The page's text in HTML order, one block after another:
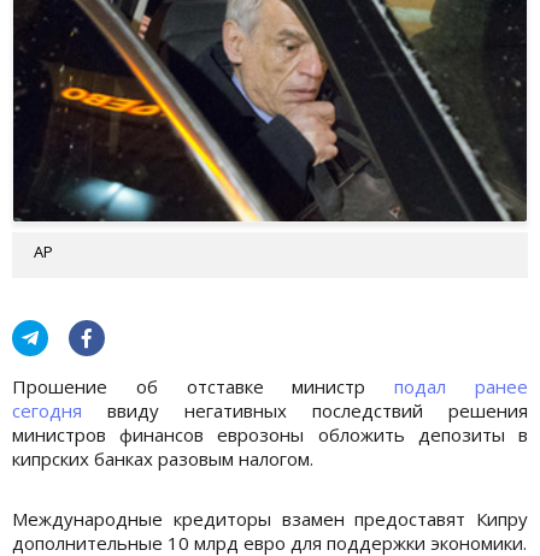
AP
Прошение об отставке министрподал ранее
сегодня ввиду негативных последствий решения
министров финансов еврозоны обложить депозиты в
кипрских банках разовым налогом.
Международные кредиторы взамен предоставят Кипру
дополнительные 10 млрд евро для поддержки экономики.